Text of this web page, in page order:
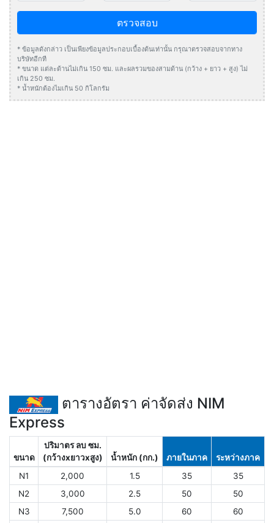
ตรวจสอบ
* ข้อมูลดังกล่าว เป็นเพียงข้อมูลประกอบเบื้องต้นเท่านั้น กรุณาตรวจสอบจากทาง
บริษัทอีกที
* ขนาด แต่ละด้านไม่เกิน 150 ซม. และผลรวมของสามด้าน (กว้าง + ยาว + สูง) ไม่
เกิน 250 ซม.
* น้ำหนักต้องไมเกิน 50 กิโลกรัม
ตารางอัตรา ค่าจัดส่ง NIM
Express
ขนาด
ปริมาตร ลบ ซม.
(กว้างxยาวxสูง)
น้ำหนัก (กก.) ภายในภาค
ระหว่างภาค
N1
2,000 1.5 35
35
N2
3,000 2.5 50
50
N3
7,500 5.0 60
60